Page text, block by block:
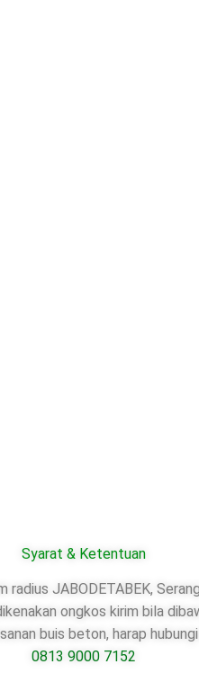
Syarat & Ketentuan
radius JABODETABEK,
ongkos kirim bila
buis beton, harap
0813 9000 7152